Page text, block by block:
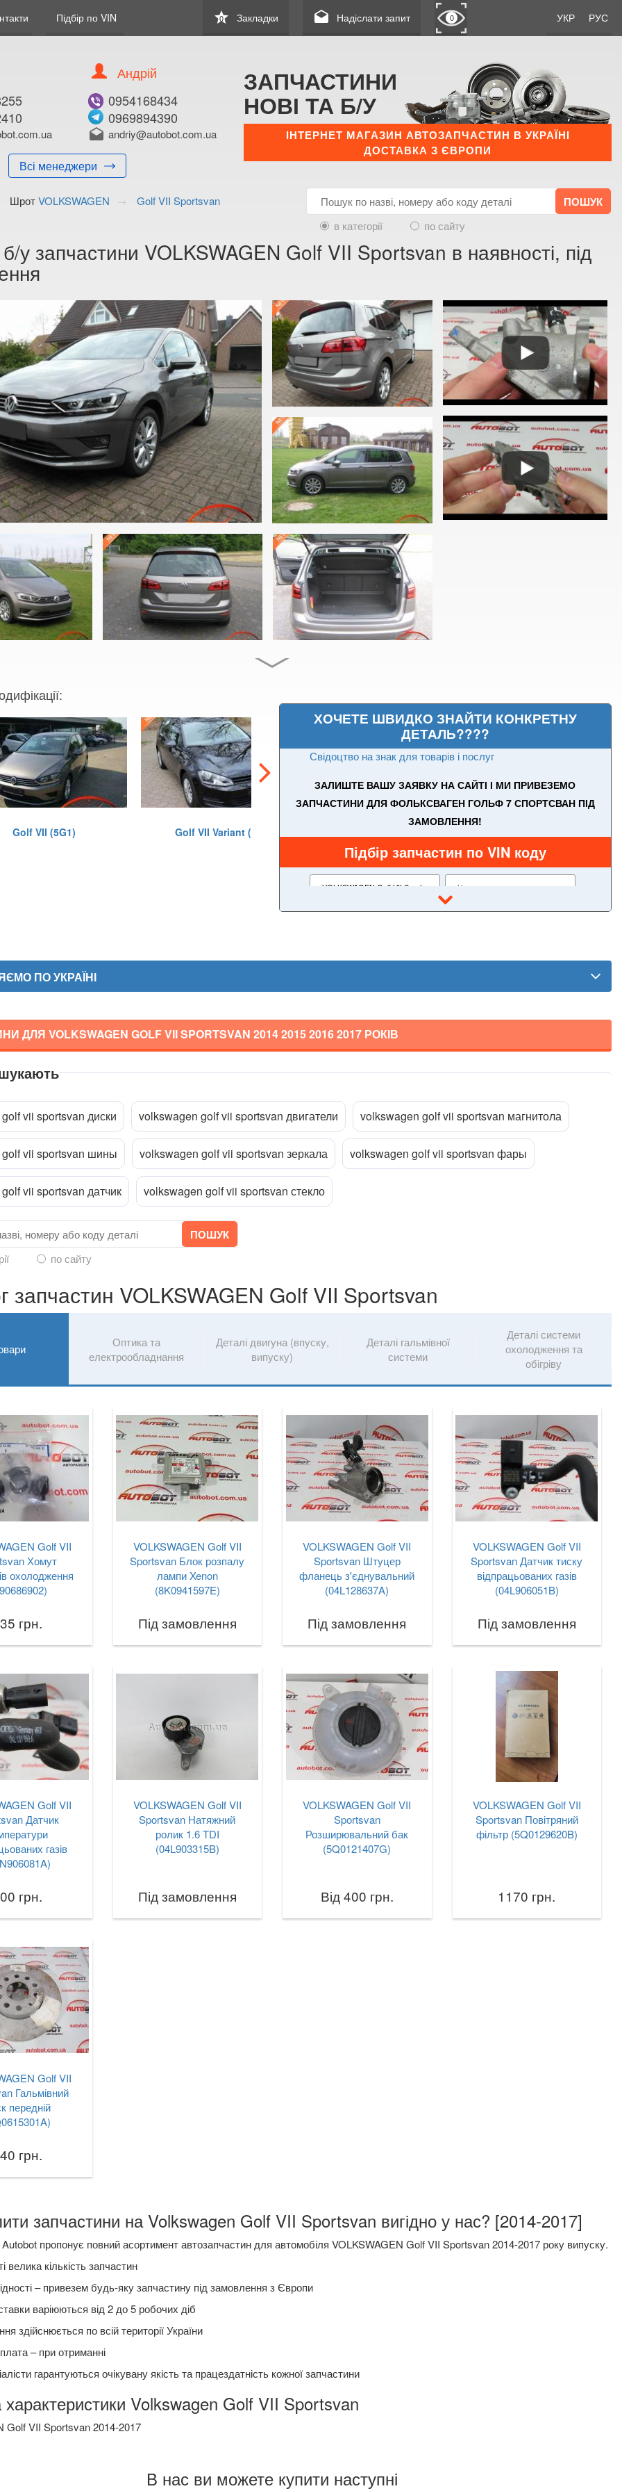
Підбір по VIN УКР РУС
star
0 Закладки drafts Надіслати запит 0
Всі менеджери
Андрій
0954168434
0969894390
drafts andriy@autobot.com.ua
ЗАПЧАСТИНИ
НОВІ ТА Б/У
ІНТЕРНЕТ МАГАЗИН АВТОЗАПЧАСТИН В УКРАЇНІ
ДОСТАВКА З ЄВРОПИ
ШротVOLKSWAGEN
Golf VII Sportsvan
в категорії
по сайту
у запчастини VOLKSWAGEN Golf VII Sportsvan в наявності, під
Golf VII (5G1) Golf VII Variant (BA5)
ХОЧЕТЕ ШВИДКО ЗНАЙТИ КОНКРЕТНУ
ДЕТАЛЬ????
Свідоцтво на знак для товарів і послуг
ЗАЛИШТЕ ВАШУ ЗАЯВКУ НА САЙТІ І МИ ПРИВЕЗЕМО
ЗАПЧАСТИНИ ДЛЯ ФОЛЬКСВАГЕН ГОЛЬФ 7 СПОРТСВАН ПІД
ЗАМОВЛЕННЯ!
Підбір запчастин по VIN коду
attach_fileПрикріпити файл
ПО УКРАЇНІ
ДЛЯ VOLKSWAGEN GOLF VII SPORTSVAN 2014 2015 2016 2017 РОКІВ
vii sportsvan диски volkswagen golf vii sportsvan двигатели volkswagen golf vii sportsvan магнитола
vii sportsvan шины volkswagen golf vii sportsvan зеркала volkswagen golf vii sportsvan фары
vii sportsvan датчик volkswagen golf vii sportsvan стекло
по сайту
запчастин VOLKSWAGEN Golf VII Sportsvan
Оптика та
електрообладнання
Деталі двигуна (впуску,
випуску)
Деталі гальмівної
системи
Деталі системи
охолодження та
обігріву
Golf VII
Хомут
охолодження
грн.
VOLKSWAGEN Golf VII
Sportsvan Блок розпалу
лампи Xenon
(8K0941597E)
Під замовлення
VOLKSWAGEN Golf VII
Sportsvan Штуцер
фланець з'єднувальний
(04L128637A)
Під замовлення
VOLKSWAGEN Golf VII
Sportsvan Датчик тиску
відпрацьованих газів
(04L906051B)
Під замовлення
Golf VII
Датчик
газів
грн.
VOLKSWAGEN Golf VII
Sportsvan Натяжний
ролик 1.6 TDI
(04L903315B)
Під замовлення
VOLKSWAGEN Golf VII
Sportsvan
Розширювальний бак
(5Q0121407G)
Від 400 грн.
VOLKSWAGEN Golf VII
Sportsvan Повітряний
фільтр (5Q0129620B)
1170 грн.
Golf VII
Гальмівний
передній
грн.
запчастини на Volkswagen Golf VII Sportsvan вигідно у нас? [2014-2017]
пропонує повний асортимент автозапчастин для автомобіля VOLKSWAGEN Golf VII Sportsvan 2014-2017 року випуску.
велика кількість запчастин
– привезем будь-яку запчастину під замовлення з Європи
варіюються від 2 до 5 робочих діб
здійснюється по всій території України
– при отриманні
гарантуються очікувану якість та працездатність кожної запчастини
Volkswagen Golf VII Sportsvan
Golf VII Sportsvan 2014-2017
В нас ви можете купити наступні